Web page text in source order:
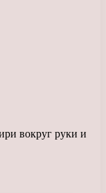
вокруг руки и